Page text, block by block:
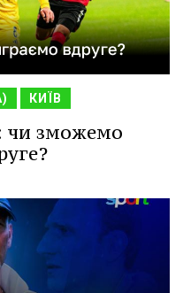
КИЇВ
чи зможемо